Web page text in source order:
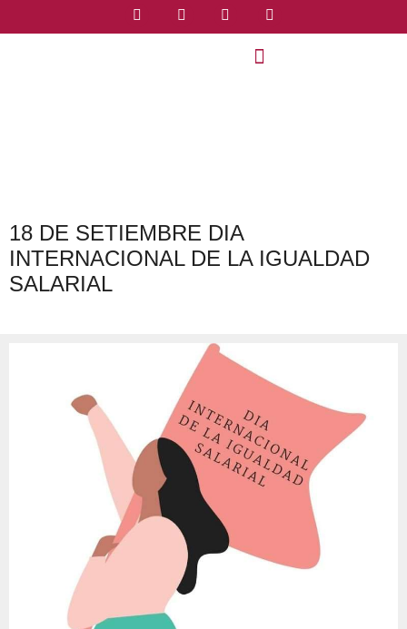
18 DE SETIEMBRE DIA
INTERNACIONAL DE LA IGUALDAD
SALARIAL